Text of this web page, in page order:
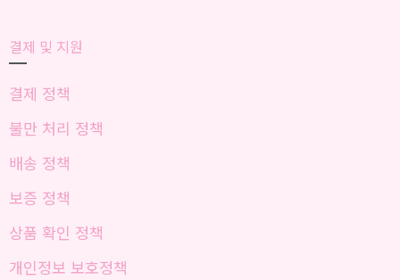
결제 및 지원
결제 정책
불만 처리 정책
배송 정책
보증 정책
상품 확인 정책
개인정보 보호정책